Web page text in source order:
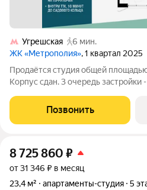
Угрешская
6 мин.
ЖК «Метрополия», 1 квартал 2025
Продаётся студия общей
Корпус сдан. 3 очередь застройки
Метрополия - это город городов.
из самых прогрессивных
Позвонить
8 725 860 ₽
от 31 346 ₽ в месяц
23,4 м²
апартаменты-студия 5